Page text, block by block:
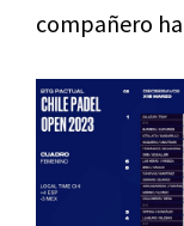
compañero